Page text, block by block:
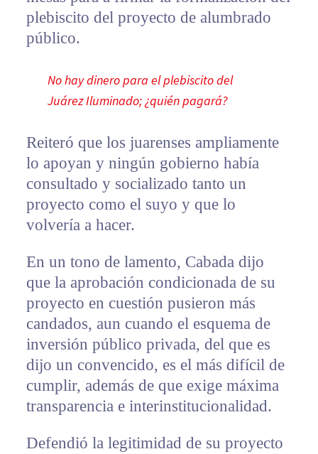
plebiscito del proyecto de alumbrado
público.
No hay dinero para el plebiscito del
Juárez Iluminado; ¿quién pagará?
Reiteró que los juarenses ampliamente
lo apoyan y ningún gobierno había
consultado y socializado tanto un
proyecto como el suyo y que lo
volvería a hacer.
En un tono de lamento, Cabada dijo
que la aprobación condicionada de su
proyecto en cuestión pusieron más
candados, aun cuando el esquema de
inversión público privada, del que es
dijo un convencido, es el más difícil de
cumplir, además de que exige máxima
transparencia e interinstitucionalidad.
Defendió la legitimidad de su proyecto